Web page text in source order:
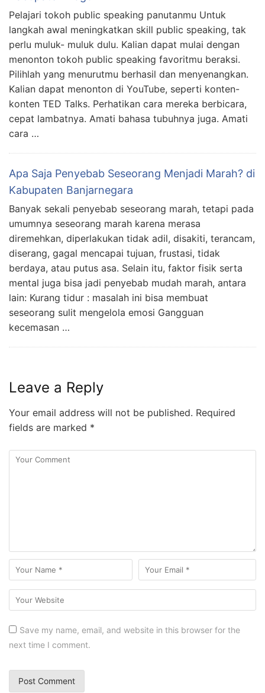
Pelajari tokoh public speaking panutanmu Untuk
langkah awal meningkatkan skill public speaking, tak
perlu muluk- muluk dulu. Kalian dapat mulai dengan
menonton tokoh public speaking favoritmu beraksi.
Pilihlah yang menurutmu berhasil dan menyenangkan.
Kalian dapat menonton di YouTube, seperti konten-
konten TED Talks. Perhatikan cara mereka berbicara,
cepat lambatnya. Amati bahasa tubuhnya juga. Amati
cara …
Apa Saja Penyebab Seseorang Menjadi Marah? di
Kabupaten Banjarnegara
Banyak sekali penyebab seseorang marah, tetapi pada
umumnya seseorang marah karena merasa
diremehkan, diperlakukan tidak adil, disakiti, terancam,
diserang, gagal mencapai tujuan, frustasi, tidak
berdaya, atau putus asa. Selain itu, faktor fisik serta
mental juga bisa jadi penyebab mudah marah, antara
lain: Kurang tidur : masalah ini bisa membuat
seseorang sulit mengelola emosi Gangguan
kecemasan …
Leave a Reply
Your email address will not be published. Required
fields are marked *
Save my name, email, and website in this browser for the
next time I comment.